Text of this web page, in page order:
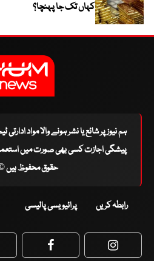
کہاں تک جا پہنچا؟
ہم نیوز پر شائع یا نشر ہونے والا مواد
پیشگی اجازت کسی بھی صورت میں
حقوق محفوظ ہیں ©
رابطہ کریں پرائیویسی پالیسی
Facebook